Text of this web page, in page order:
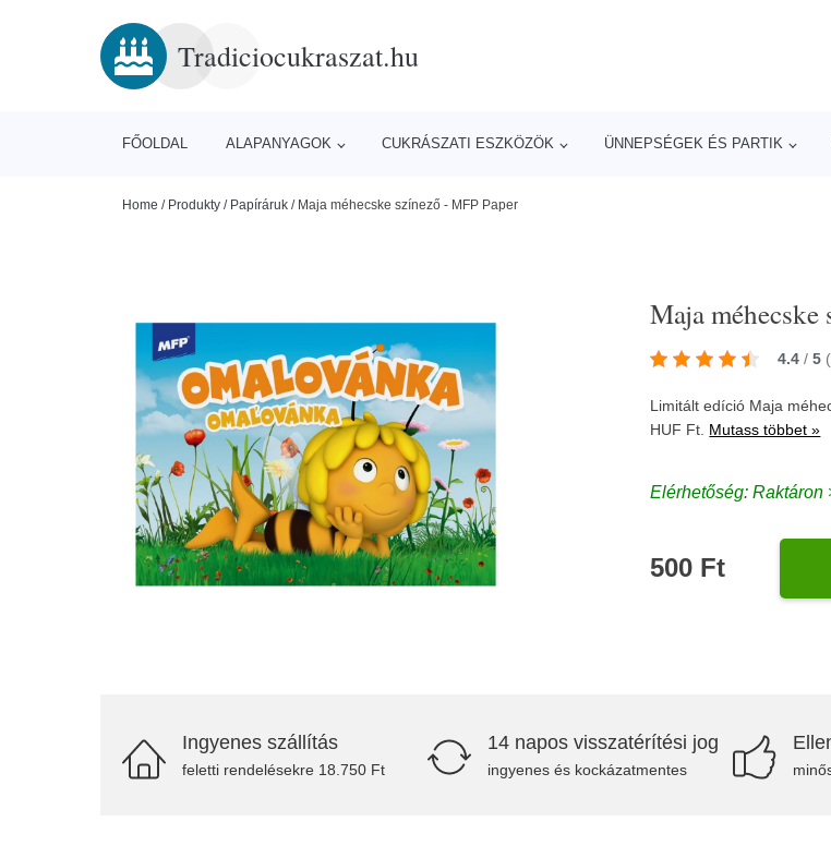
Tradiciocukraszat.hu
FŐOLDAL ALAPANYAGOK CUKRÁSZATI ESZKÖZÖK ÜNNEPSÉGEK ÉS PARTIK
Home / Produkty / Papíráruk / Maja méhecske színező - MFP Paper
Maja méhecske
4.4 / 5 (
Limitált edíció Maja
HUF Ft. Mutass többet »
Elérhetőség: Raktáron
500 Ft
Ingyenes szállítás
feletti rendelésekre 18.750 Ft
14 napos visszatérítési jog
ingyenes és kockázatmentes